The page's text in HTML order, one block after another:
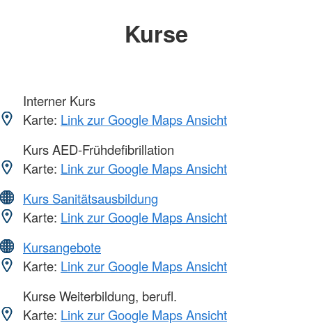
Kurse
Interner Kurs
Karte: Link zur Google Maps Ansicht
Kurs AED-Frühdefibrillation
Karte: Link zur Google Maps Ansicht
Kurs Sanitätsausbildung
Karte: Link zur Google Maps Ansicht
Kursangebote
Karte: Link zur Google Maps Ansicht
Kurse Weiterbildung, berufl.
Karte: Link zur Google Maps Ansicht